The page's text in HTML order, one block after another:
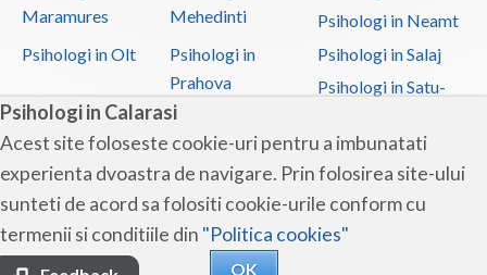
Psihologi in Calarasi
Acest site foloseste cookie-uri pentru a imbunatati
experienta dvoastra de navigare. Prin folosirea site-ului
sunteti de acord sa folositi cookie-urile conform cu
termenii si conditiile din "Politica cookies"
OK
Maramures
Mehedinti
Psihologi in Neamt
Psihologi in Olt
Psihologi in
Prahova
Psihologi in Salaj
Psihologi in Satu-
Psihologi in Sibiu
Psihologi in
Suceava
Psihologi in
Teleorman
Psihologi in Timis
Psihologi in Tulcea Psihologi in Valcea
Psihologi in Vaslui
Psihologi in
Vrancea